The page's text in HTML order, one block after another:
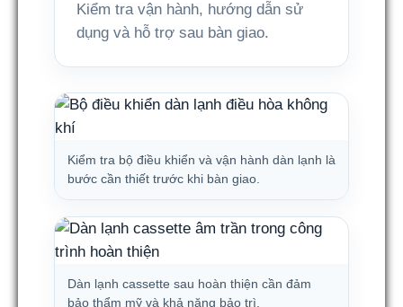
Kiểm tra vận hành, hướng dẫn sử
dụng và hỗ trợ sau bàn giao.
Kiểm tra bộ điều khiển và vận hành dàn lạnh là
bước cần thiết trước khi bàn giao.
Dàn lạnh cassette sau hoàn thiện cần đảm
bảo thẩm mỹ và khả năng bảo trì.